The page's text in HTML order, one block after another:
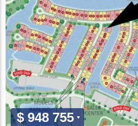
$ 948 755